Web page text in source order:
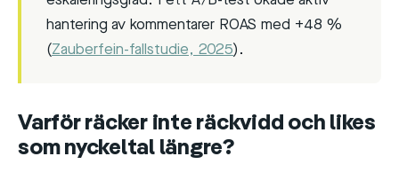
hantering av kommentarer ROAS med +48 %
(Zauberfein-fallstudie, 2025).
Varför räcker inte räckvidd och likes
som nyckeltal längre?